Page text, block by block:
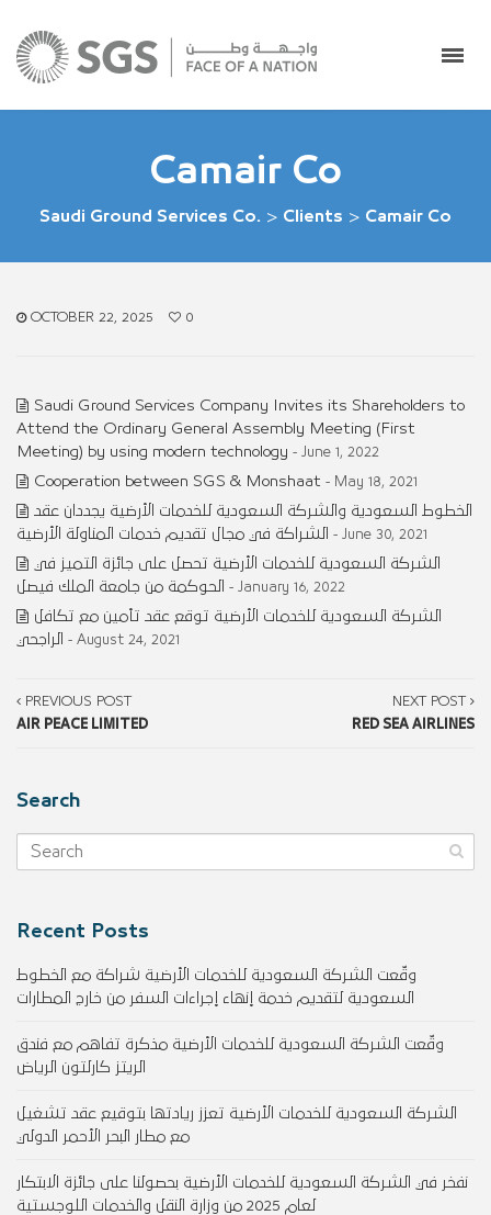
Camair Co
Saudi Ground Services Co. > Clients > Camair Co
OCTOBER 22, 2025 0
Saudi Ground Services Company Invites its Shareholders to
Attend the Ordinary General Assembly Meeting (First
Meeting) by using modern technology - June 1, 2022
Cooperation between SGS & Monshaat - May 18, 2021
الخطوط السعودية والشركة السعودية للخدمات الأرضية يجددان عقد
الشراكة في مجال تقديم خدمات المناولة الأرضية
- June 30, 2021
الشركة السعودية للخدمات الأرضية تحصل على جائزة التميز في
الحوكمة من جامعة الملك فيصل
- January 16, 2022
الشركة السعودية للخدمات الأرضية توقع عقد تأمين مع تكافل
الراجحي
- August 24, 2021
PREVIOUS POST
AIR PEACE LIMITED
NEXT POST
RED SEA AIRLINES
Search
Recent Posts
وقّعت الشركة السعودية للخدمات الأرضية شراكة مع الخطوط
السعودية لتقديم خدمة إنهاء إجراءات السفر من خارج المطارات
وقّعت الشركة السعودية للخدمات الأرضية مذكرة تفاهم مع فندق
الريتز كارلتون الرياض
الشركة السعودية للخدمات الأرضية تعزز ريادتها بتوقيع عقد تشغيل
مع مطار البحر الأحمر الدولي
نفخر في الشركة السعودية للخدمات الأرضية بحصولنا على جائزة الابتكار
لعام 2025 من وزارة النقل والخدمات اللوجستية